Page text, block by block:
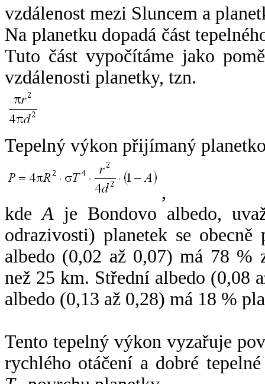
vzdálenost mezi Sluncem a
Na planetku dopadá část
Tuto část vypočítáme jako
vzdálenosti planetky, tzn.
Tepelný výkon přijímaný
,
kdeA je Bondovo albedo,
odrazivosti) planetek se
albedo (0,02 až 0,07) má 78 %
než 25 km. Střední albedo (0,08
albedo (0,13 až 0,28) má 18 %
Tento tepelný výkon vyzařuje
rychlého otáčení a dobré